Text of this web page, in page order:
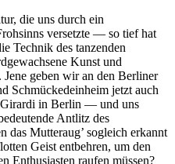
die uns durch ein
versetzte — so tief hat
Technik des tanzenden
Kunst und
Jene geben wir an den Berliner
Schmückedeinheim jetzt auch
Girardi in Berlin — und uns
Antlitz des
das Mutteraug’ sogleich erkannt
Geist entbehren, um den
Enthusiasten raufen müssen?